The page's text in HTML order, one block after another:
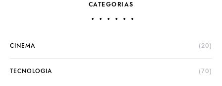
CATEGORIAS
CINEMA (20)
TECNOLOGIA (70)